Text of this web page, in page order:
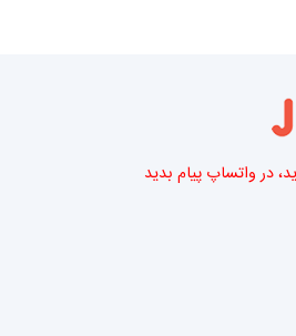
در واتساپ پیام بدید